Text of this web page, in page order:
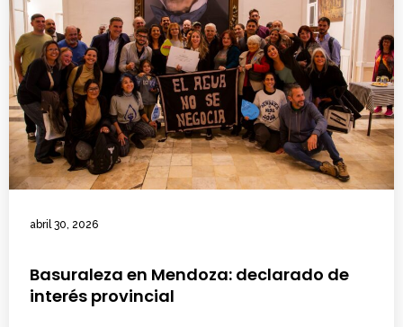
abril 30, 2026
Basuraleza en Mendoza: declarado de
interés provincial